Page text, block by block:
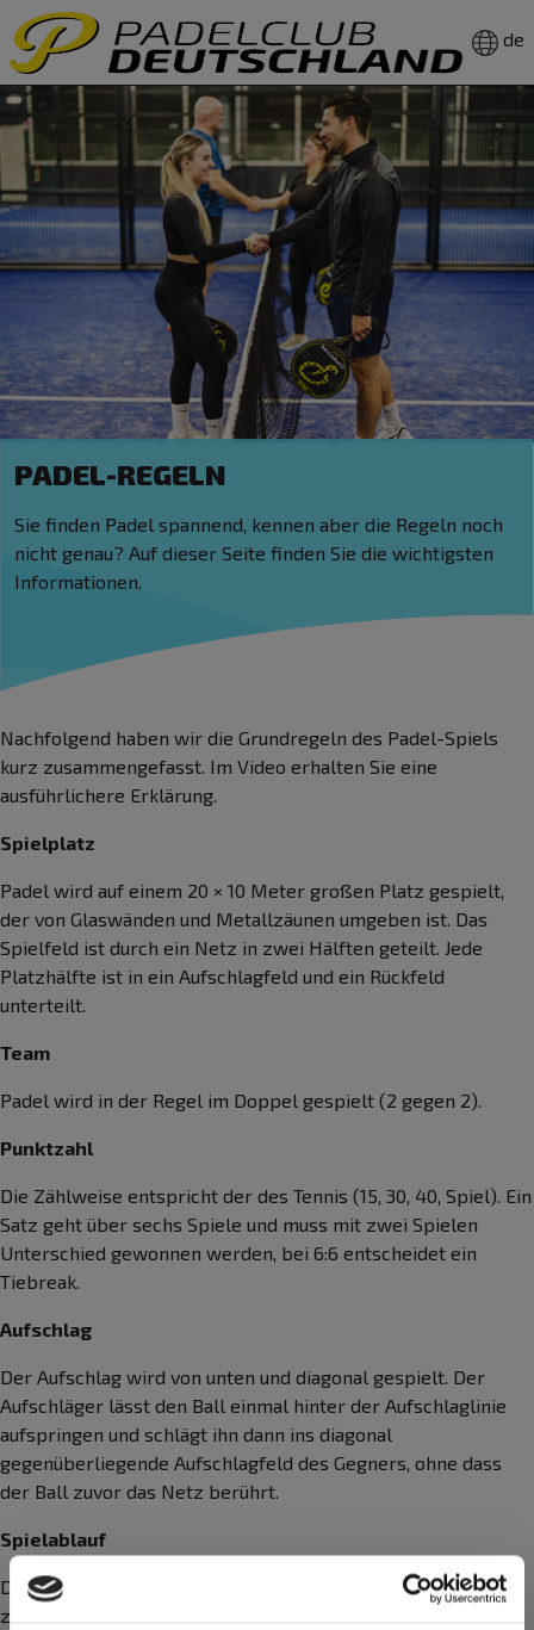
de
PADEL-REGELN
Sie finden Padel spannend, kennen aber die Regeln noch
nicht genau? Auf dieser Seite finden Sie die wichtigsten
Informationen.
Nachfolgend haben wir die Grundregeln des Padel-Spiels
kurz zusammengefasst. Im Video erhalten Sie eine
ausführlichere Erklärung.
Spielplatz
Padel wird auf einem 20 × 10 Meter großen Platz gespielt,
der von Glaswänden und Metallzäunen umgeben ist. Das
Spielfeld ist durch ein Netz in zwei Hälften geteilt. Jede
Platzhälfte ist in ein Aufschlagfeld und ein Rückfeld
unterteilt.
Team
Padel wird in der Regel im Doppel gespielt (2 gegen 2).
Punktzahl
Die Zählweise entspricht der des Tennis (15, 30, 40, Spiel). Ein
Satz geht über sechs Spiele und muss mit zwei Spielen
Unterschied gewonnen werden, bei 6:6 entscheidet ein
Tiebreak.
Aufschlag
Der Aufschlag wird von unten und diagonal gespielt. Der
Aufschläger lässt den Ball einmal hinter der Aufschlaglinie
aufspringen und schlägt ihn dann ins diagonal
gegenüberliegende Aufschlagfeld des Gegners, ohne dass
der Ball zuvor das Netz berührt.
Spielablauf
Der Ball darf einmal auf dem Boden aufspringen, bevor er
zurückgespielt wird. Nach dem Aufspringen darf er